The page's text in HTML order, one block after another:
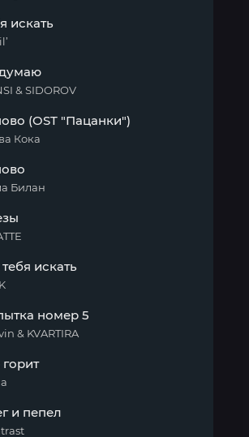
искать
& SIDOROV
(OST "Пацанки")
Кока
Билан
тебя искать
номер 5
& KVARTIRA
горит
и пепел